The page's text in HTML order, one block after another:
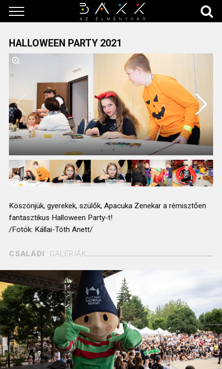
HALLOWEEN PARTY 2021
Köszönjük, gyerekek, szülők, Apacuka Zenekar a rémisztően
fantasztikus Halloween Party-t!
/Fotók: Kállai-Tóth Anett/
CSALÁDI GALÉRIÁK